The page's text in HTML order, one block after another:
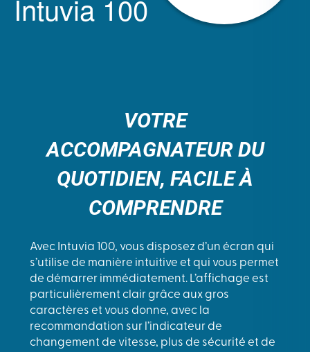
Intuvia 100
VOTRE
ACCOMPAGNATEUR DU
QUOTIDIEN, FACILE À
COMPRENDRE
Avec Intuvia 100, vous disposez d’un écran qui
s’utilise de manière intuitive et qui vous permet
de démarrer immédiatement. L’affichage est
particulièrement clair grâce aux gros
caractères et vous donne, avec la
recommandation sur l’indicateur de
changement de vitesse, plus de sécurité et de